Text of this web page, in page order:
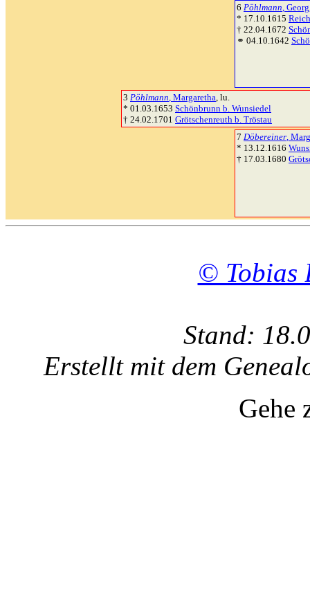
6 Pöhlmann, Georg
* 17.10.1615
† 22.04.1672
⚭ 04.10.1642
3 Pöhlmann, Margaretha, lu.
* 01.03.1653 Schönbrunn b. Wunsiedel
† 24.02.1701 Grötschenreuth b. Tröstau
7 Döbereiner,
* 13.12.1616
† 17.03.1680
© Tobias
Stand:
Erstellt mit dem
Gehe